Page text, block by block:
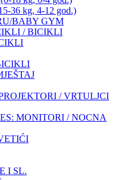
36 kg, 4-12 god.)
BABY GYM
/ BICIKLI
/ VRTULJCI
MONITORI / NOCNA
I SL.